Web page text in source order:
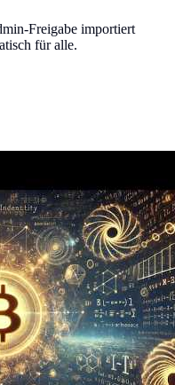
Freigabe importiert
für alle.